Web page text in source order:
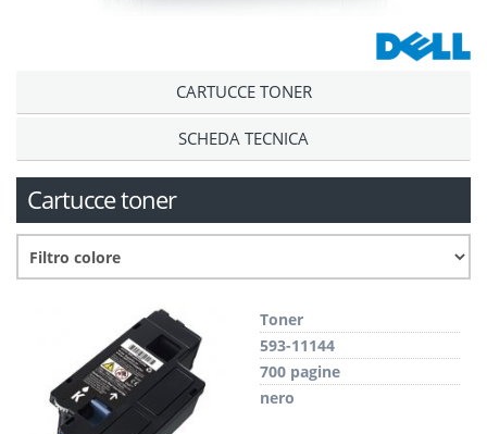
CARTUCCE TONER
SCHEDA TECNICA
Cartucce toner
Toner
593-11144
700 pagine
nero